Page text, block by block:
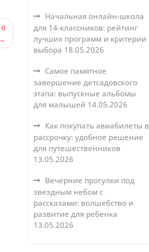
Начальная онлайн-школа
для 14-классников: рейтинг
лучших программ и критерии
выбора 18.05.2026
Самое памятное
завершение детсадовского
этапа: выпускные альбомы
для малышей 14.05.2026
Как покупать авиабилеты в
рассрочку: удобное решение
для путешественников
13.05.2026
Вечерние прогулки под
звездным небом с
рассказами: волшебство и
развитие для ребенка
13.05.2026